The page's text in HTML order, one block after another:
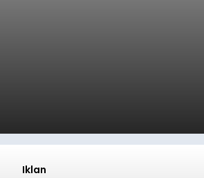
Iklan